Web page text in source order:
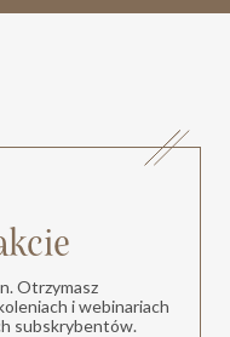
Otrzymasz
i webinariach
subskrybentów.